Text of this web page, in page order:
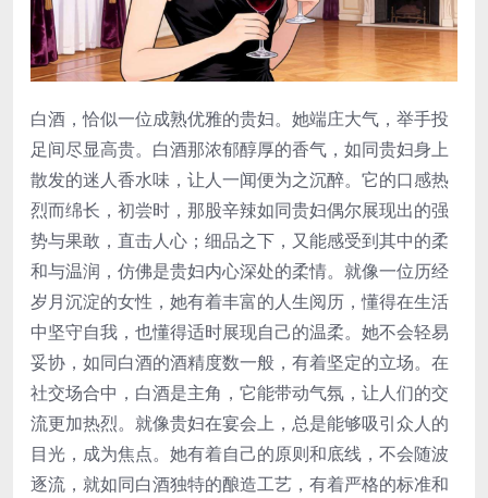
白酒，恰似一位成熟优雅的贵妇。她端庄大气，举手投
足间尽显高贵。白酒那浓郁醇厚的香气，如同贵妇身上
散发的迷人香水味，让人一闻便为之沉醉。它的口感热
烈而绵长，初尝时，那股辛辣如同贵妇偶尔展现出的强
势与果敢，直击人心；细品之下，又能感受到其中的柔
和与温润，仿佛是贵妇内心深处的柔情。就像一位历经
岁月沉淀的女性，她有着丰富的人生阅历，懂得在生活
中坚守自我，也懂得适时展现自己的温柔。她不会轻易
妥协，如同白酒的酒精度数一般，有着坚定的立场。在
社交场合中，白酒是主角，它能带动气氛，让人们的交
流更加热烈。就像贵妇在宴会上，总是能够吸引众人的
目光，成为焦点。她有着自己的原则和底线，不会随波
逐流，就如同白酒独特的酿造工艺，有着严格的标准和